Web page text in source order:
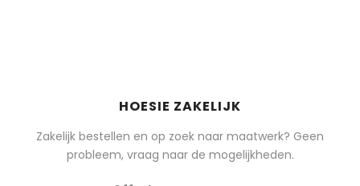
HOESIE ZAKELIJK
Zakelijk bestellen en op zoek naar maatwerk? Geen
probleem, vraag naar de mogelijkheden.